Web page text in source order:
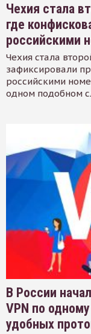
Чехия стала
где
российскими
Чехия стала
зафиксировали
российскими
одном подобном
В России
VPN по
удобных